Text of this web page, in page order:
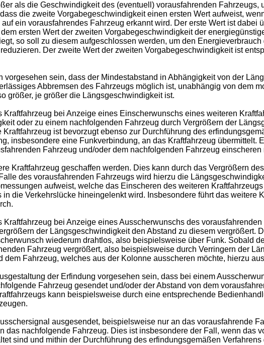
als die Geschwindigkeit des (eventuell) vorausfahrenden Fahrzeugs,
die zweite Vorgabegeschwindigkeit einen ersten Wert aufweist,
ein vorausfahrendes Fahrzeug erkannt wird. Der erste Wert ist dabei
ersten Wert der zweiten Vorgabegeschwindigkeit der
so soll zu diesem aufgeschlossen werden, um den
Der zweite Wert der zweiten Vorgabegeschwindigkeit ist
vorgesehen sein, dass der Mindestabstand in Abhängigkeit von der
Abbremsen des Fahrzeugs möglich ist, unabhängig von dem
größer, je größer die Längsgeschwindigkeit ist.
bei Anzeige eines Einscherwunschs eines weiteren
oder zu einem nachfolgenden Fahrzeug durch Vergrößern der
ist bevorzugt ebenso zur Durchführung des
insbesondere eine Funkverbindung, an das Kraftfahrzeug übermittelt.
Fahrzeug und/oder dem nachfolgenden Fahrzeug einscheren
Kraftfahrzeug geschaffen werden. Dies kann durch das Vergrößern
des vorausfahrenden Fahrzeugs wird hierzu die
aufweist, welche das Einscheren des weiteren
die Verkehrslücke hineingelenkt wird. Insbesondere führt das weitere
bei Anzeige eines Ausscherwunschs des
der Längsgeschwindigkeit den Abstand zu diesem vergrößert.
wiederum drahtlos, also beispielsweise über Funk. Sobald
Fahrzeug vergrößert, also beispielsweise durch Verringern der
Fahrzeug, welches aus der Kolonne ausscheren möchte, hierzu
der Erfindung vorgesehen sein, dass bei einem
Fahrzeug gesendet und/oder der Abstand von dem
kann beispielsweise durch eine entsprechende
ausgesendet, beispielsweise nur an das vorausfahrende
das nachfolgende Fahrzeug. Dies ist insbesondere der Fall, wenn das
sind und mithin der Durchführung des erfindungsgemäßen